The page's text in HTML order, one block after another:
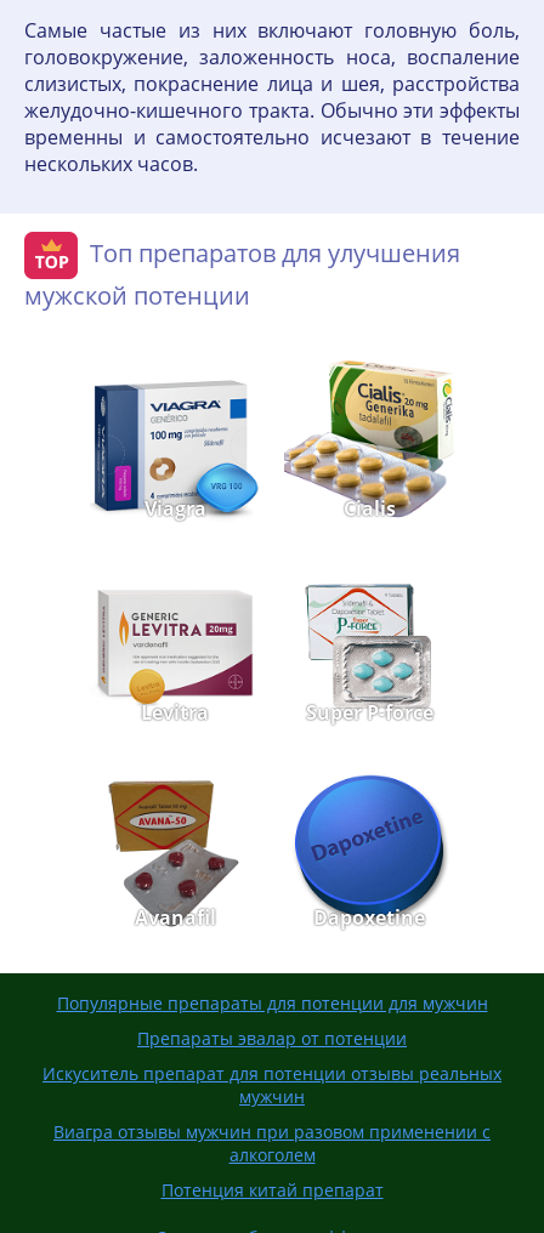
Самые частые из них включают головную боль,
головокружение, заложенность носа, воспаление
слизистых, покраснение лица и шея, расстройства
желудочно-кишечного тракта. Обычно эти эффекты
временны и самостоятельно исчезают в течение
нескольких часов.
Топ препаратов для улучшения
мужской потенции
Viagra Cialis
Levitra Super P-force
Avanafil Dapoxetine
Популярные препараты для потенции для мужчин
Препараты эвалар от потенции
Искуситель препарат для потенции отзывы реальных
мужчин
Виагра отзывы мужчин при разовом применении с
алкоголем
Потенция китай препарат